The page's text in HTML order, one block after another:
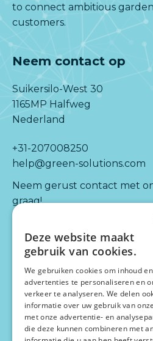
to connect ambitious
customers.
Neem contact op
Suikersilo-West 30
1165MP Halfweg
Nederland
+31-207008250
help@green-solutions.com
Neem gerust contact met
graag!
Kijk ook naar:
Diensten
Integraties
Partners
Over ons
Deze website maakt
gebruik van cookies.
We gebruiken cookies om inhoud en
advertenties te personaliseren en
verkeer te analyseren. We delen
informatie over uw gebruik van
met onze advertentie- en
die deze kunnen combineren met